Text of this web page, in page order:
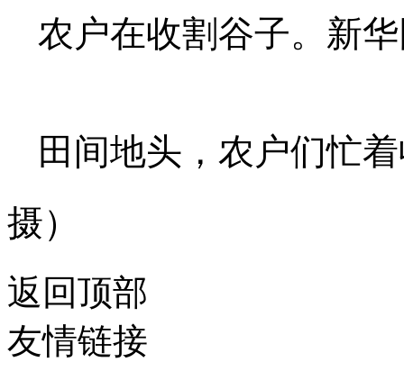
农户在收割谷子。新
田间地头，农户们忙
摄）
返回顶部
友情链接